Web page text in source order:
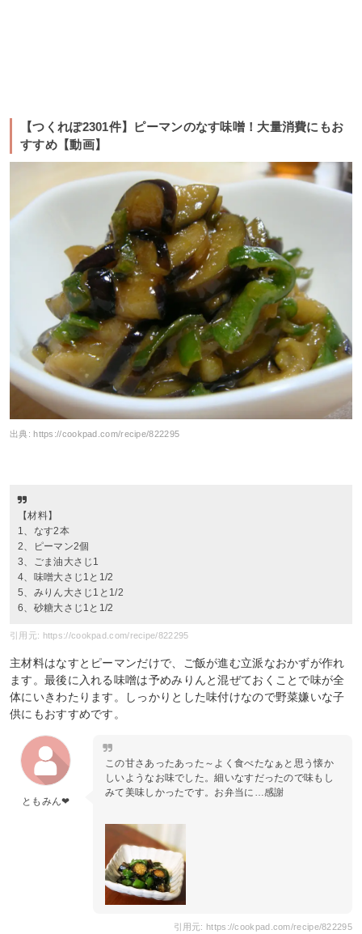
【つくれぽ2301件】ピーマンのなす味噌！大量消費にもお
すすめ【動画】
出典: https://cookpad.com/recipe/822295
【材料】
1、なす2本
2、ピーマン2個
3、ごま油大さじ1
4、味噌大さじ1と1/2
5、みりん大さじ1と1/2
6、砂糖大さじ1と1/2
引用元: https://cookpad.com/recipe/822295
主材料はなすとピーマンだけで、ご飯が進む立派なおかずが作れ
ます。最後に入れる味噌は予めみりんと混ぜておくことで味が全
体にいきわたります。しっかりとした味付けなので野菜嫌いな子
供にもおすすめです。
ともみん❤
この甘さあったあった～よく食べたなぁと思う懐か
しいようなお味でした。細いなすだったので味もし
みて美味しかったです。お弁当に…感謝
引用元: https://cookpad.com/recipe/822295